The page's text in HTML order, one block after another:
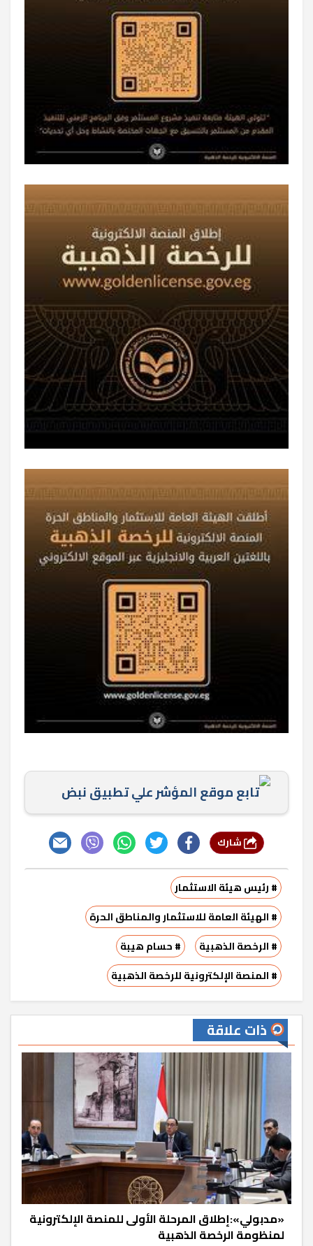
تابع موقع المؤشر علي تطبيق نبض
# رئيس هيئة الاستثمار
# الهيئة العامة للاستثمار والمناطق الحرة
# الرخصة الذهبية
# حسام هيبة
# المنصة الإلكترونية للرخصة الذهبية
ذات علاقة
«مدبولي»:إطلاق المرحلة الأولى للمنصة الإلكترونية
لمنظومة الرخصة الذهبية